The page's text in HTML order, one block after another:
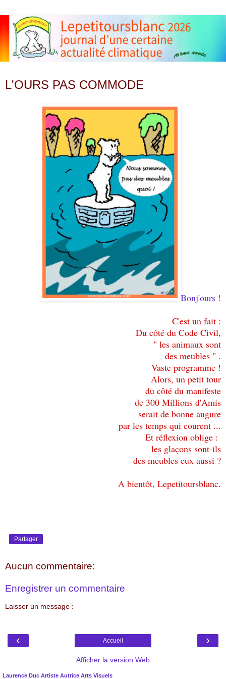
L'OURS PAS COMMODE
Bonj'ours !
C'est un fait :
Du côté du Code Civil,
" les animaux sont
des meubles " .
Vaste programme !
Alors, un petit tour
du côté du manifeste
de 300 Millions d'Amis
serait de bonne augure
par les temps qui courent ...
Et réflexion oblige :
les glaçons sont-ils
des meubles eux aussi ?
A bientôt, Lepetitoursblanc.
Partager
Aucun commentaire:
Enregistrer un commentaire
Laisser un message :
‹ ›
Accueil
Afficher la version Web
Laurence Duc Artiste Autrice Arts Visuels